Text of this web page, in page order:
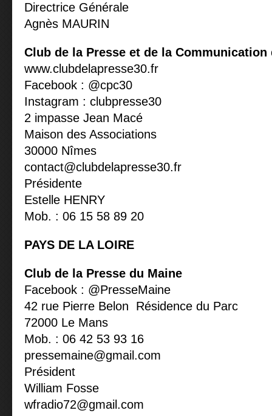
Directrice Générale
Agnès MAURIN
Club de la Presse et de la Communication
www.clubdelapresse30.fr
Facebook : @cpc30
Instagram : clubpresse30
2 impasse Jean Macé
Maison des Associations
30000 Nîmes
contact@clubdelapresse30.fr
Présidente
Estelle HENRY
Mob. : 06 15 58 89 20
PAYS DE LA LOIRE
Club de la Presse du Maine
Facebook : @PresseMaine
42 rue Pierre Belon Résidence du Parc
72000 Le Mans
Mob. : 06 42 53 93 16
pressemaine@gmail.com
Président
William Fosse
wfradio72@gmail.com